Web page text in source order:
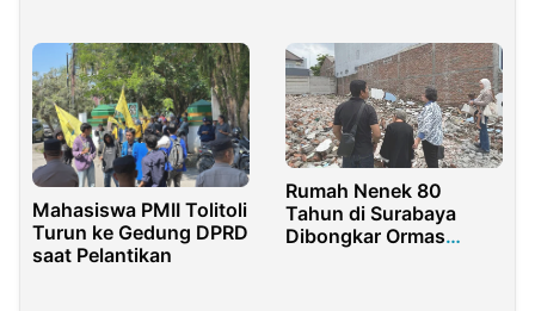
Mahasiswa PMII Tolitoli
Turun ke Gedung DPRD
saat Pelantikan
Rumah Nenek 80
Tahun di Surabaya
Dibongkar Ormas